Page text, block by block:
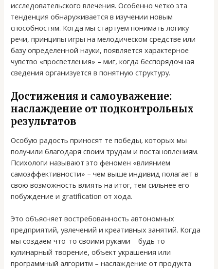
исследовательского влечения. Особенно четко эта
тенденция обнаруживается в изучении новым
способностям. Когда мы стартуем понимать логику
речи, принципы игры на мелодическом средстве или
базу определенной науки, появляется характерное
чувство «просветления» – миг, когда беспорядочная
сведения организуется в понятную структуру.
Достижения и самоуважение:
наслаждение от подконтрольных
результатов
Особую радость приносят те победы, которых мы
получили благодаря своим трудам и постановлениям.
Психологи называют это феномен «влиянием
самоэффективности» – чем выше индивид полагает в
свою возможность влиять на итог, тем сильнее его
побуждение и gratification от хода.
Это объясняет востребованность автономных
предприятий, увлечений и креативных занятий. Когда
мы создаем что-то своими руками – будь то
кулинарный творение, объект украшения или
программный алгоритм – наслаждение от продукта